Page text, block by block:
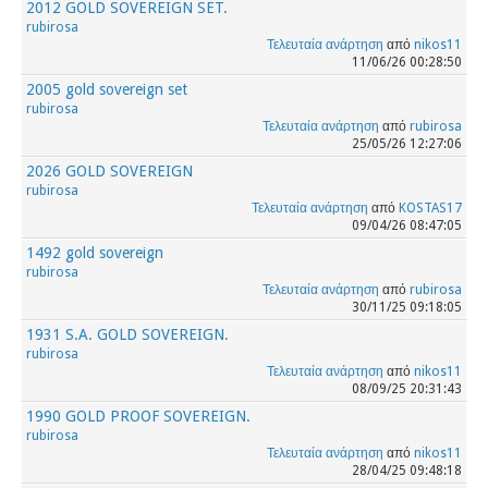
2012 GOLD SOVEREIGN SET.
rubirosa
Τελευταία ανάρτηση από nikos11
11/06/26 00:28:50
2005 gold sovereign set
rubirosa
Τελευταία ανάρτηση από rubirosa
25/05/26 12:27:06
2026 GOLD SOVEREIGN
rubirosa
Τελευταία ανάρτηση από KOSTAS17
09/04/26 08:47:05
1492 gold sovereign
rubirosa
Τελευταία ανάρτηση από rubirosa
30/11/25 09:18:05
1931 S.A. GOLD SOVEREIGN.
rubirosa
Τελευταία ανάρτηση από nikos11
08/09/25 20:31:43
1990 GOLD PROOF SOVEREIGN.
rubirosa
Τελευταία ανάρτηση από nikos11
28/04/25 09:48:18